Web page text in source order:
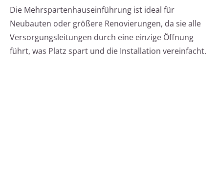
Die Mehrspartenhauseinführung ist ideal für
Neubauten oder größere Renovierungen, da sie alle
Versorgungsleitungen durch eine einzige Öffnung
führt, was Platz spart und die Installation vereinfacht.